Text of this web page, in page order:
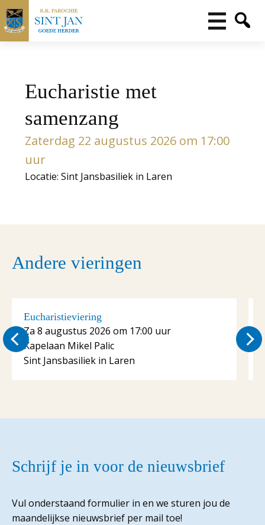
Eucharistie met
samenzang
Zaterdag 22 augustus 2026 om 17:00
uur
Locatie: Sint Jansbasiliek in Laren
Andere vieringen
Eucharistieviering
Za 8 augustus 2026 om 17:00 uur
Kapelaan Mikel Palic
Sint Jansbasiliek in Laren
Schrijf je in voor de nieuwsbrief
Vul onderstaand formulier in en we sturen jou de
maandelijkse nieuwsbrief per mail toe!